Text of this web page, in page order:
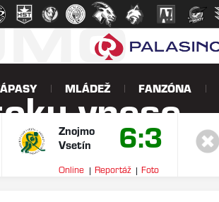
MLÁDEŽ FANZÓNA
Znojmo
Vsetín
6:3
Online Reportáž Foto
vnese